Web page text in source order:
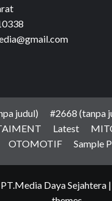
judul) #2668 (tanpa
Latest
OTOMOTIF
Sample
Daya Sejahtera |